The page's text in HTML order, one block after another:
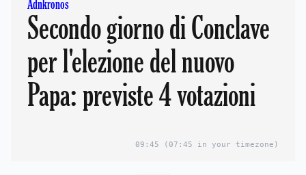
Adnkronos
Secondo giorno di Conclave
per l'elezione del nuovo
Papa: previste 4 votazioni
09:45 (07:45 in your timezone)